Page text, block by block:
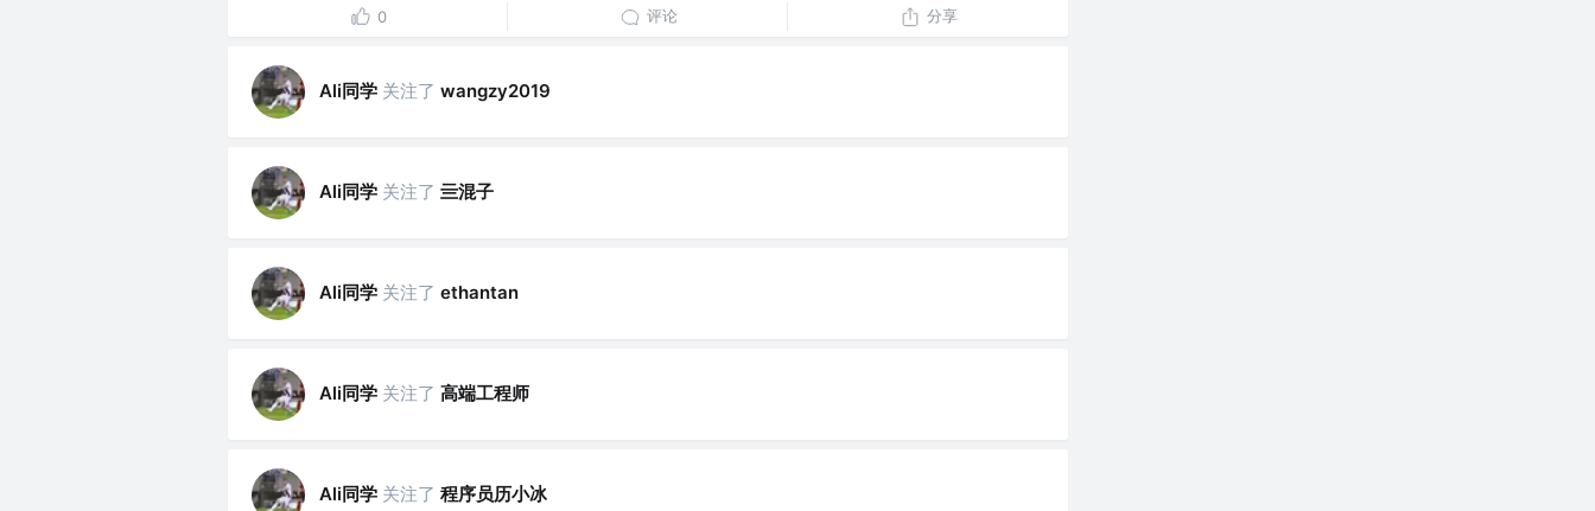
0 评论 分享
Ali同学 关注了 wangzy2019
Ali同学 关注了 亖混子
Ali同学 关注了 ethantan
Ali同学 关注了 高端工程师
Ali同学 关注了 程序员历小冰